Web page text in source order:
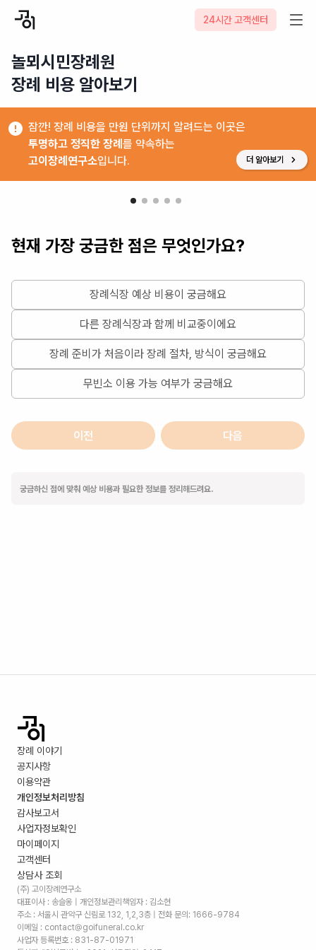
24시간 고객센터
놀뫼시민장례원
장례 비용 알아보기
잠깐! 장례 비용을 만원 단위까지 알려드는 이곳은
투명하고 정직한 장례 를 약속하는
고이장례연구소입니다. 더 알아보기
현재 가장 궁금한 점은 무엇인가요?
장례식장 예상 비용이 궁금해요
다른 장례식장과 함께 비교중이에요
장례 준비가 처음이라 장례 절차, 방식이 궁금해요
무빈소 이용 가능 여부가 궁금해요
이전 다음
궁금하신 점에 맞춰 예상 비용과 필요한 정보를 정리해드려요.
장례 이야기
공지사항
이용약관
개인정보처리방침
감사보고서
사업자정보확인
마이페이지
고객센터
상담사 조회
(주) 고이장례연구소
대표이사 : 송슬옹 | 개인정보관리책임자 : 김소현
주소 : 서울시 관악구 신림로 132, 1,2,3층 | 전화 문의: 1666-9784
이메일 : contact@goifuneral.co.kr
사업자 등록번호 : 831-87-01971